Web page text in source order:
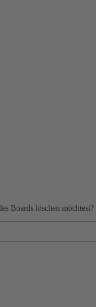
Boards löschen möchtest?